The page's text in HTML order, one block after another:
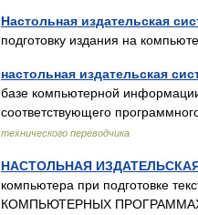
Настольная издательская
подготовку издания на
настольная издательская
базе компьютерной
соответствующего
технического переводчика
НАСТОЛЬНАЯ
компьютера при подготовке
КОМПЬЮТЕРНЫХ ПРОГРАММАХ,